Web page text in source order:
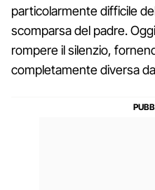
particolarmente difficile
scomparsa del padre.
rompere il silenzio,
completamente diversa